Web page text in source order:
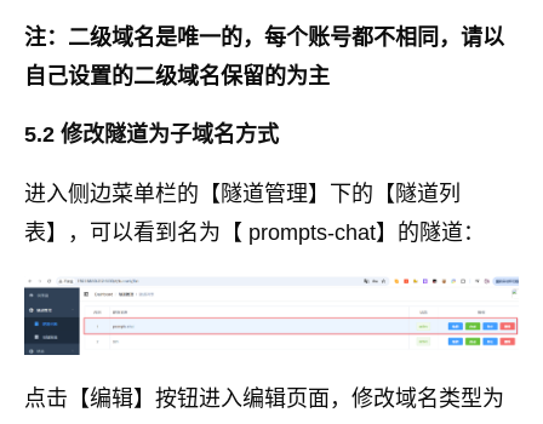
注：二级域名是唯一的，每个账号都不相同，请以
自己设置的二级域名保留的为主
5.2 修改隧道为子域名方式
进入侧边菜单栏的【隧道管理】下的【隧道列
表】，可以看到名为【 prompts-chat】的隧道：
点击【编辑】按钮进入编辑页面，修改域名类型为